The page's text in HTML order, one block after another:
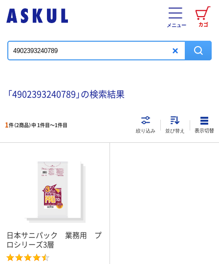
カゴ
メニュー
「4902393240789」の検索結果
1件（2商品）中 1件目～1件目
絞り込み 並び替え 表示切替
日本サニパック 業務用 プ
ロシリーズ3層